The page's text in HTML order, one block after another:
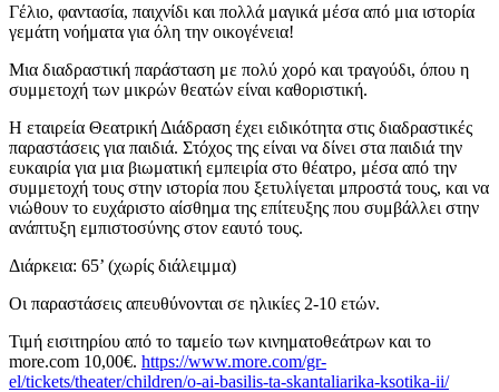
Γέλιο, φαντασία, παιχνίδι και πολλά μαγικά μέσα από μια ιστορία
γεμάτη νοήματα για όλη την οικογένεια!
Μια διαδραστική παράσταση με πολύ χορό και τραγούδι, όπου η
συμμετοχή των μικρών θεατών είναι καθοριστική.
Η εταιρεία Θεατρική Διάδραση έχει ειδικότητα στις διαδραστικές
παραστάσεις για παιδιά. Στόχος της είναι να δίνει στα παιδιά την
ευκαιρία για μια βιωματική εμπειρία στο θέατρο, μέσα από την
συμμετοχή τους στην ιστορία που ξετυλίγεται μπροστά τους, και να
νιώθουν το ευχάριστο αίσθημα της επίτευξης που συμβάλλει στην
ανάπτυξη εμπιστοσύνης στον εαυτό τους.
Διάρκεια: 65’ (χωρίς διάλειμμα)
Οι παραστάσεις απευθύνονται σε ηλικίες 2-10 ετών.
Τιμή εισιτηρίου από το ταμείο των κινηματοθεάτρων και το
more.com 10,00€. https://www.more.com/gr-
el/tickets/theater/children/o-ai-basilis-ta-skantaliarika-ksotika-ii/